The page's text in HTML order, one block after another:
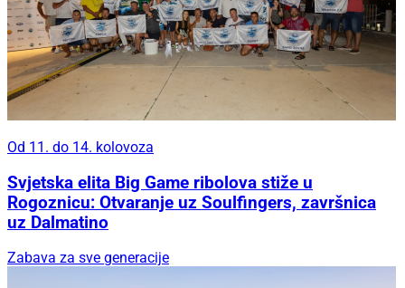
Od 11. do 14. kolovoza
Svjetska elita Big Game ribolova stiže u
Rogoznicu: Otvaranje uz Soulfingers, završnica
uz Dalmatino
Zabava za sve generacije